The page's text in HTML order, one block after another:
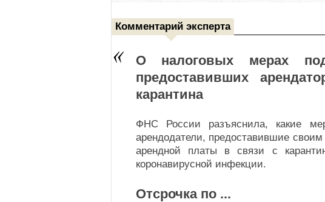
Комментарий эксперта
О налоговых мерах
предоставивших
карантина
ФНС России разъяснила, какие
арендодатели, предоставившие
арендной платы в связи с
коронавирусной инфекции.
Отсрочка по ...